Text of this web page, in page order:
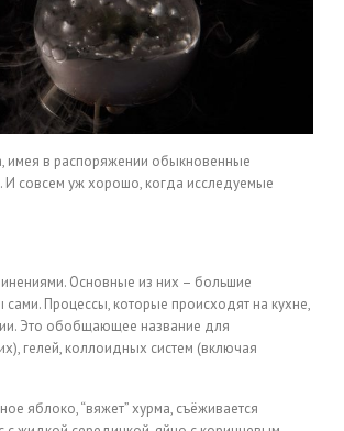
имея в распоряжении обыкновенные
И совсем уж хорошо, когда исследуемые
Основные из них – большие
Процессы, которые происходят на кухне,
Это обобщающее название для
гелей, коллоидных систем (включая
яблоко, “вяжет” хурма, съёживается